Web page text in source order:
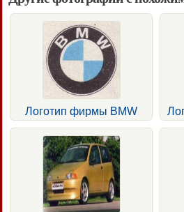
Логотип фирмы BMW